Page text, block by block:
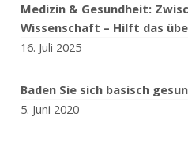
Medizin & Gesundheit:
Wissenschaft – Hilft das
16. Juli 2025
Baden Sie sich basisch
5. Juni 2020